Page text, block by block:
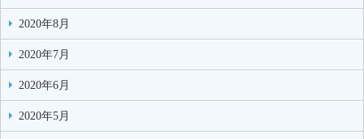
2020年8月
2020年7月
2020年6月
2020年5月